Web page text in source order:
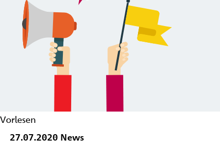
Vorlesen
27.07.2020 News